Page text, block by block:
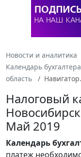
Новости и аналитика
Календарь бухгалтера
область
Налоговый
Май 2019
Календарь
платеж